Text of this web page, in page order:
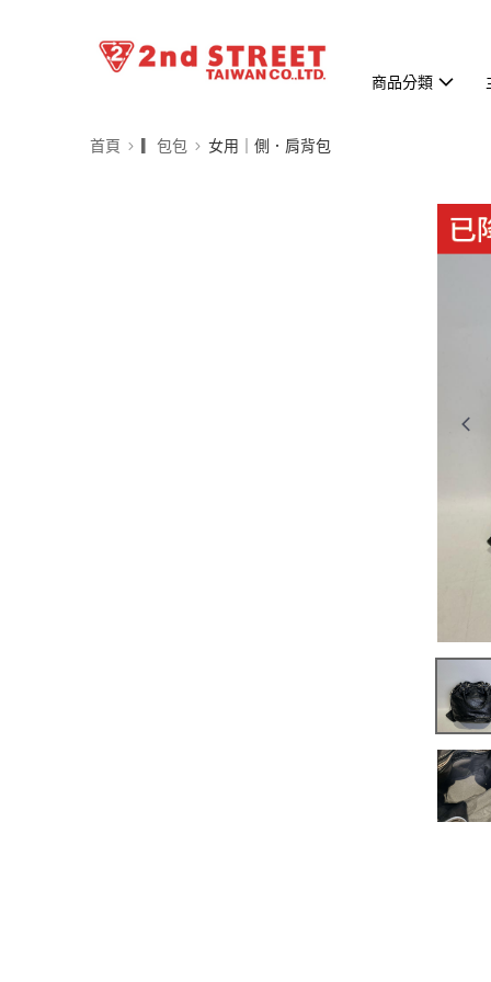
商品分類
首頁 ▎包包 女用｜側．肩背包